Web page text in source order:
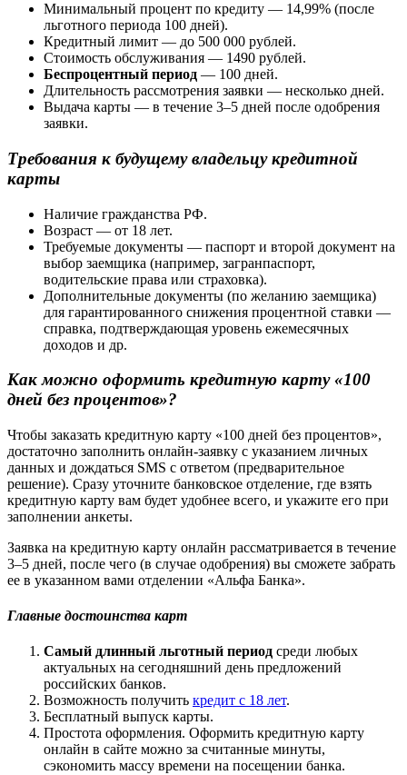
Минимальный процент по кредиту — 14,99% (после
льготного периода 100 дней).
Кредитный лимит — до 500 000 рублей.
Стоимость обслуживания — 1490 рублей.
Беспроцентный период — 100 дней.
Длительность рассмотрения заявки — несколько дней.
Выдача карты — в течение 3–5 дней после одобрения
заявки.
Требования к будущему владельцу кредитной
карты
Наличие гражданства РФ.
Возраст — от 18 лет.
Требуемые документы — паспорт и второй документ на
выбор заемщика (например, загранпаспорт,
водительские права или страховка).
Дополнительные документы (по желанию заемщика)
для гарантированного снижения процентной ставки —
справка, подтверждающая уровень ежемесячных
доходов и др.
Как можно оформить кредитную карту «100
дней без процентов»?
Чтобы заказать кредитную карту «100 дней без процентов»,
достаточно заполнить онлайн-заявку с указанием личных
данных и дождаться SMS с ответом (предварительное
решение). Сразу уточните банковское отделение, где взять
кредитную карту вам будет удобнее всего, и укажите его при
заполнении анкеты.
Заявка на кредитную карту онлайн рассматривается в течение
3–5 дней, после чего (в случае одобрения) вы сможете забрать
ее в указанном вами отделении «Альфа Банка».
Главные достоинства карт
Самый длинный льготный период среди любых
актуальных на сегодняшний день предложений
российских банков.
Возможность получить кредит с 18 лет.
Бесплатный выпуск карты.
Простота оформления. Оформить кредитную карту
онлайн в сайте можно за считанные минуты,
сэкономить массу времени на посещении банка.